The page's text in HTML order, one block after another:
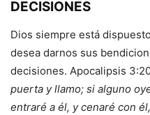
DECISIONES
Dios siempre está
desea darnos sus
decisiones. Apocalipsis
puerta y llamo; si alguno
entraré a él, y cenaré con